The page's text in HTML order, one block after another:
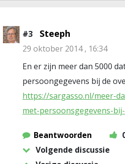
#3 Steeph
29 oktober 2014 , 16:34
En er zijn meer dan 5000
persoongegevens bij de
https://sargasso.nl/meer-
met-persoonsgegevens-
Beantwoorden
Volgende discussie